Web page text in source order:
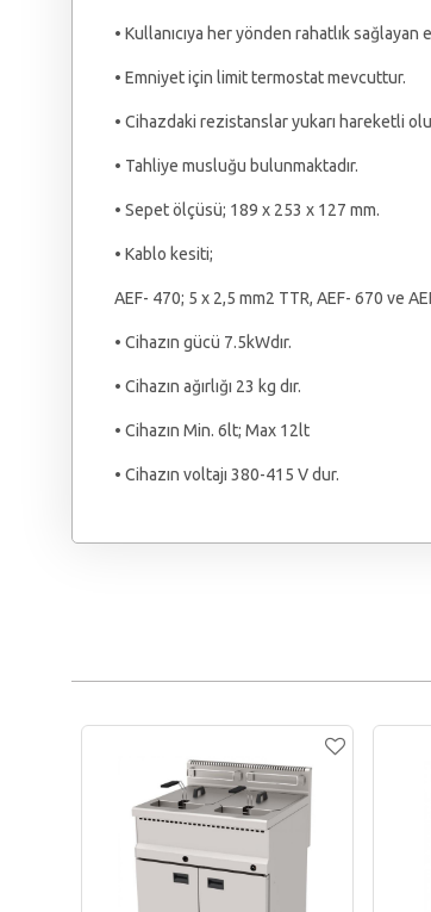
• Kullanıcıya her yönden rahatlık
• Emniyet için limit termostat mevcuttur.
• Cihazdaki rezistanslar yukarı hareketli
• Tahliye musluğu bulunmaktadır.
• Sepet ölçüsü; 189 x 253 x 127 mm.
• Kablo kesiti;
AEF- 470; 5 x 2,5 mm2 TTR, AEF- 670 ve
• Cihazın gücü 7.5kWdır.
• Cihazın ağırlığı 23 kg dır.
• Cihazın Min. 6lt; Max 12lt
• Cihazın voltajı 380-415 V dur.